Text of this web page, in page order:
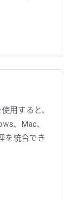
用すると、
、Mac、
を統合でき